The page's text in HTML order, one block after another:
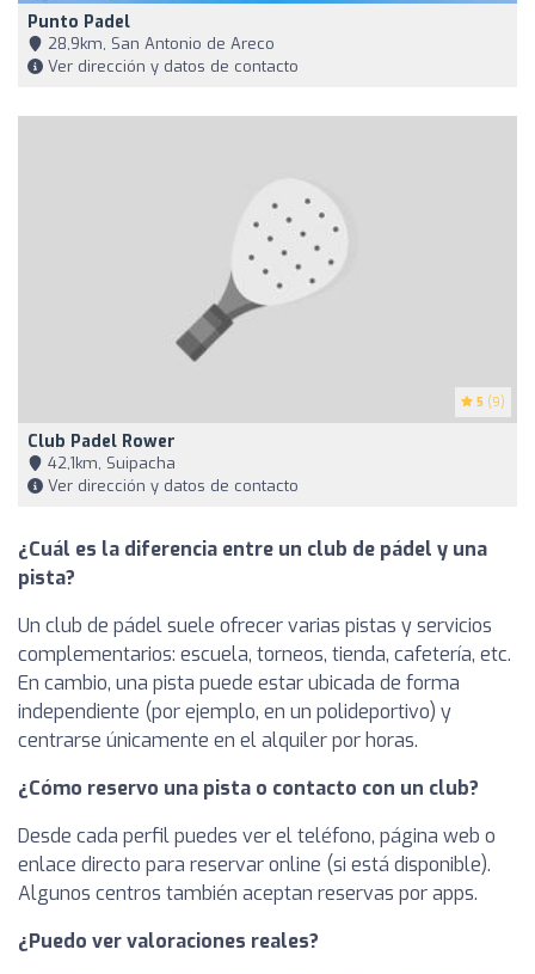
Punto Padel
28,9km, San Antonio de Areco
Ver dirección y datos de contacto
5 (9)
Club Padel Rower
42,1km, Suipacha
Ver dirección y datos de contacto
¿Cuál es la diferencia entre un club de pádel y una
pista?
Un club de pádel suele ofrecer varias pistas y servicios
complementarios: escuela, torneos, tienda, cafetería, etc.
En cambio, una pista puede estar ubicada de forma
independiente (por ejemplo, en un polideportivo) y
centrarse únicamente en el alquiler por horas.
¿Cómo reservo una pista o contacto con un club?
Desde cada perfil puedes ver el teléfono, página web o
enlace directo para reservar online (si está disponible).
Algunos centros también aceptan reservas por apps.
¿Puedo ver valoraciones reales?